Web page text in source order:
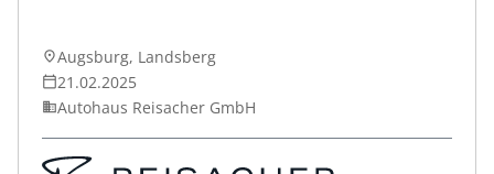
placeAugsburg, Landsberg
calendar_today21.02.2025
businessAutohaus Reisacher GmbH